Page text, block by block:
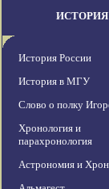
ИСТОРИЯ
История России
История в МГУ
Слово о полку
Хронология и
парахронология
Астрономия и